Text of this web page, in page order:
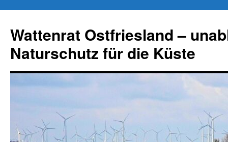
springen
Wattenrat Ostfriesland –
Naturschutz für die Küste